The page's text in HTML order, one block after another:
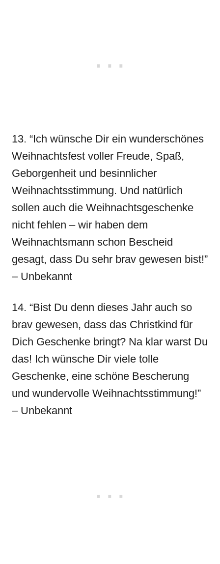
13. “Ich wünsche Dir ein wunderschönes
Weihnachtsfest voller Freude, Spaß,
Geborgenheit und besinnlicher
Weihnachtsstimmung. Und natürlich
sollen auch die Weihnachtsgeschenke
nicht fehlen – wir haben dem
Weihnachtsmann schon Bescheid
gesagt, dass Du sehr brav gewesen bist!”
– Unbekannt
14. “Bist Du denn dieses Jahr auch so
brav gewesen, dass das Christkind für
Dich Geschenke bringt? Na klar warst Du
das! Ich wünsche Dir viele tolle
Geschenke, eine schöne Bescherung
und wundervolle Weihnachtsstimmung!”
– Unbekannt